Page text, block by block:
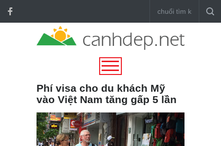
Phí visa cho du khách Mỹ
vào Việt Nam tăng gấp 5 lần